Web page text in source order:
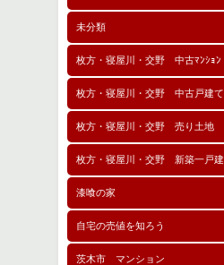
未分類
枚方・寝屋川・交野 中古ﾏﾝｼｮﾝ
枚方・寝屋川・交野 中古戸建て
枚方・寝屋川・交野 売り土地
枚方・寝屋川・交野 新築一戸建
漆喰の家
自宅の売値を知ろう
茨木市 マンション